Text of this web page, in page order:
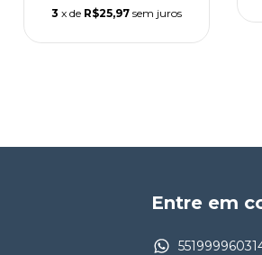
3 x de R$25,97 sem juros
Entre em